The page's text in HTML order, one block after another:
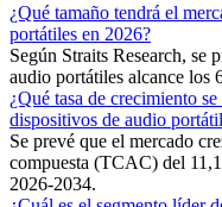
¿Qué tamaño tendrá el
portátiles en 2026?
Según Straits Research, se
audio portátiles alcance los
¿Qué tasa de crecimiento
dispositivos de audio
Se prevé que el mercado
compuesta (TCAC) del
2026-2034.